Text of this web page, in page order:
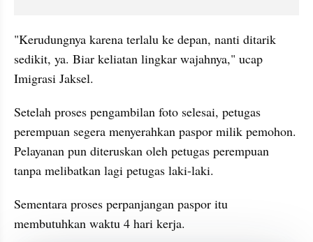
"Kerudungnya karena terlalu ke depan, nanti ditarik
sedikit, ya. Biar keliatan lingkar wajahnya," ucap
Imigrasi Jaksel.
Setelah proses pengambilan foto selesai, petugas
perempuan segera menyerahkan paspor milik pemohon.
Pelayanan pun diteruskan oleh petugas perempuan
tanpa melibatkan lagi petugas laki-laki.
Sementara proses perpanjangan paspor itu
membutuhkan waktu 4 hari kerja.